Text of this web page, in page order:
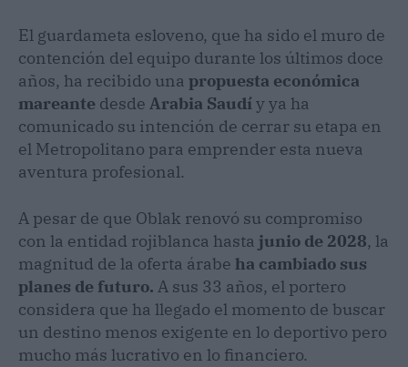
El guardameta esloveno, que ha sido el muro de
contención del equipo durante los últimos doce
años, ha recibido una propuesta económica
mareante desde Arabia Saudíy ya ha
comunicado su intención de cerrar su etapa en
el Metropolitano para emprender esta nueva
aventura profesional.
​A pesar de que Oblak renovó su compromiso
con la entidad rojiblanca hasta junio de 2028, la
magnitud de la oferta árabe ha cambiado sus
planes de futuro. A sus 33 años, el portero
considera que ha llegado el momento de buscar
un destino menos exigente en lo deportivo pero
mucho más lucrativo en lo financiero.